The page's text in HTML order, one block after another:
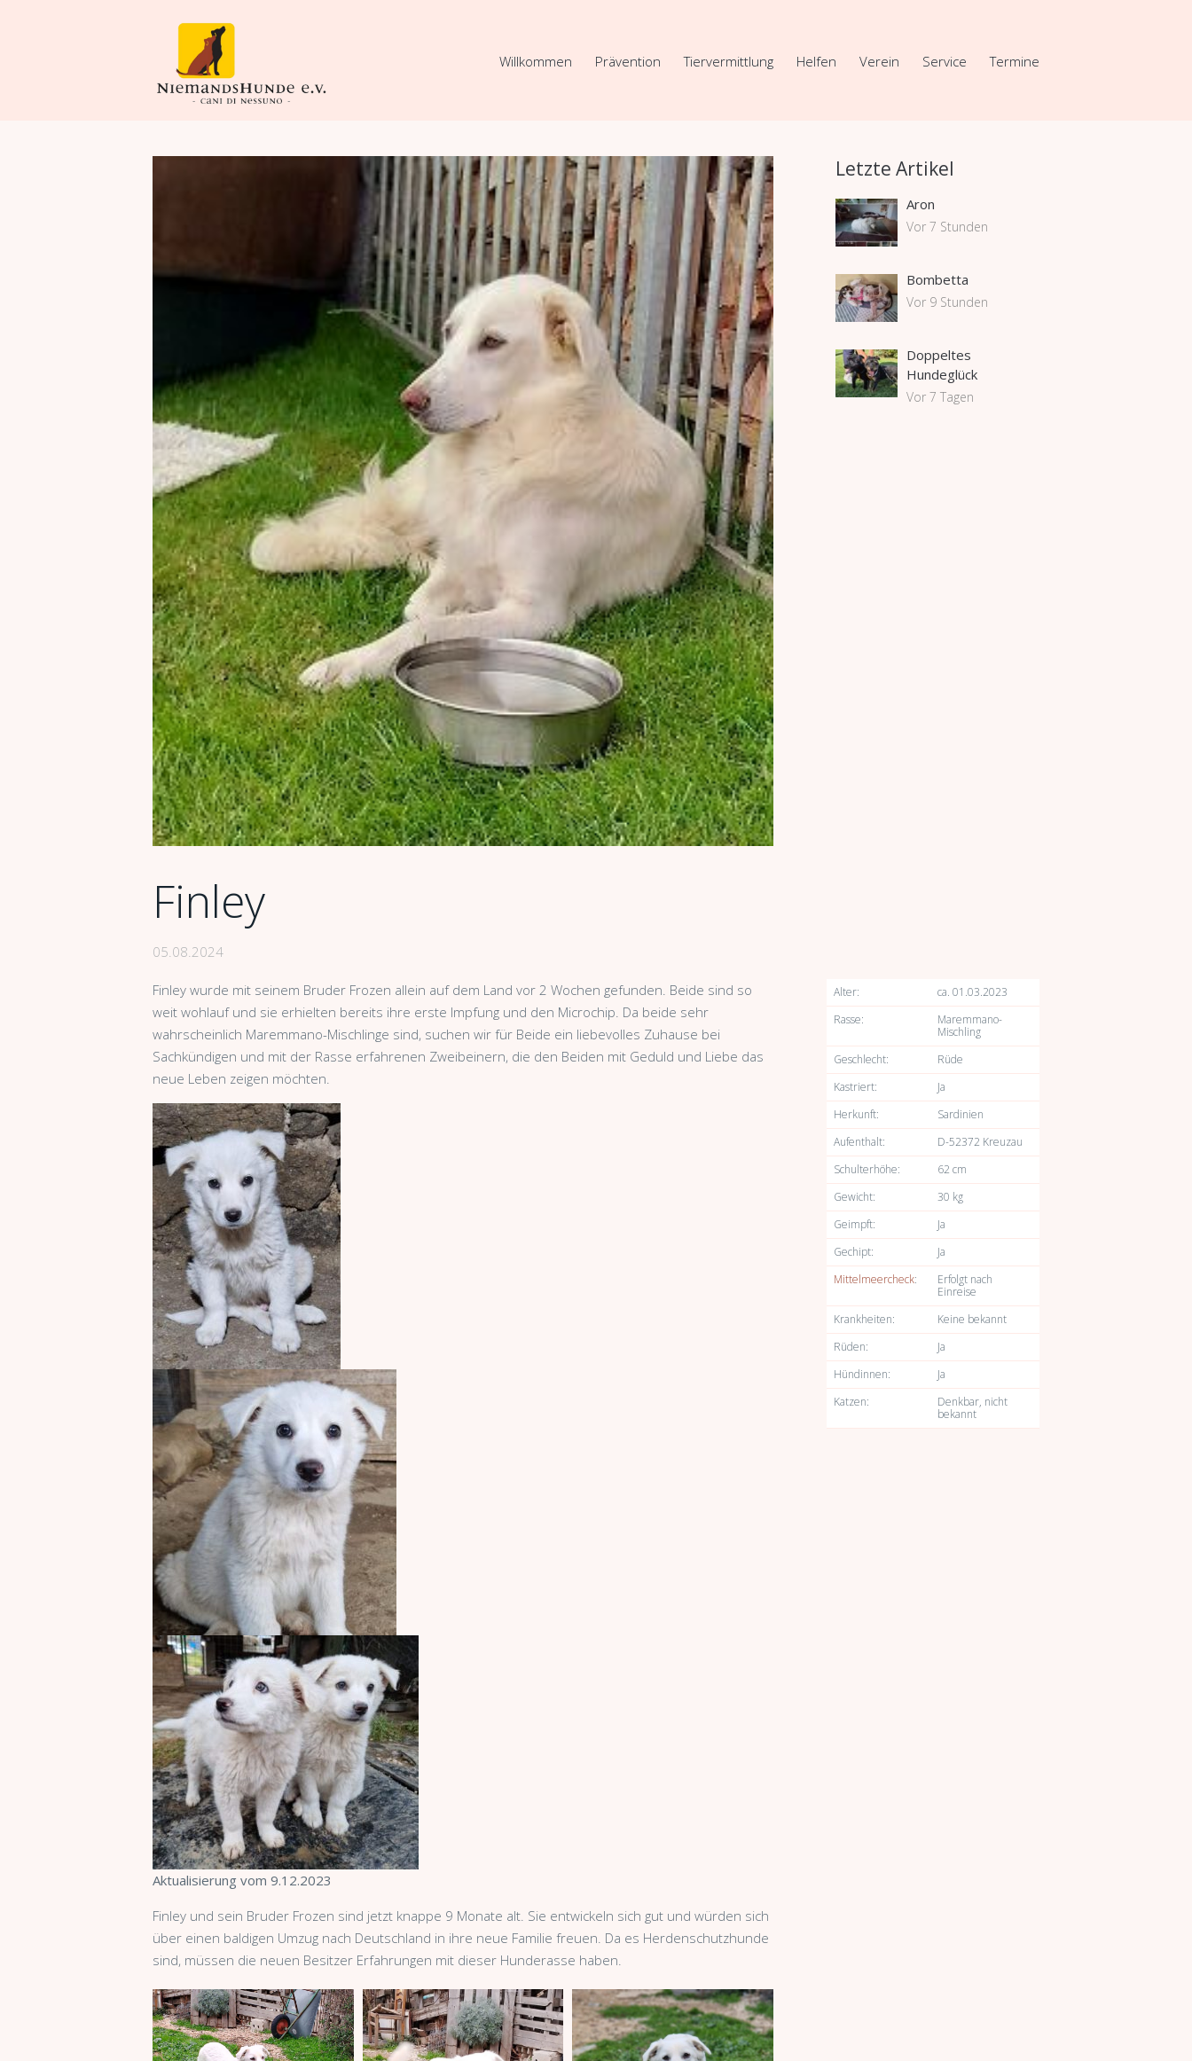
Willkommen Prävention Tiervermittlung Helfen Verein Service Termine
Finley
05.08.2024
Alter:
ca. 01.03.2023
Rasse:
Maremmano-
Mischling
Geschlecht:
Rüde
Kastriert:
Ja
Herkunft:
Sardinien
Aufenthalt:
D-52372 Kreuzau
Schulterhöhe:
62 cm
Gewicht:
30 kg
Geimpft:
Ja
Gechipt:
Ja
Mittelmeercheck:
Erfolgt nach
Einreise
Krankheiten:
Keine bekannt
Rüden:
Ja
Hündinnen:
Ja
Katzen:
Denkbar, nicht
bekannt
Finley wurde mit seinem Bruder Frozen allein auf dem Land vor 2 Wochen gefunden. Beide sind so
weit wohlauf und sie erhielten bereits ihre erste Impfung und den Microchip. Da beide sehr
wahrscheinlich Maremmano-Mischlinge sind, suchen wir für Beide ein liebevolles Zuhause bei
Sachkündigen und mit der Rasse erfahrenen Zweibeinern, die den Beiden mit Geduld und Liebe das
neue Leben zeigen möchten.
Aktualisierung vom 9.12.2023
Finley und sein Bruder Frozen sind jetzt knappe 9 Monate alt. Sie entwickeln sich gut und würden sich
über einen baldigen Umzug nach Deutschland in ihre neue Familie freuen. Da es Herdenschutzhunde
sind, müssen die neuen Besitzer Erfahrungen mit dieser Hunderasse haben.
Letzte Artikel
Aron
Vor 7 Stunden
Bombetta
Vor 9 Stunden
Doppeltes
Hundeglück
Vor 7 Tagen